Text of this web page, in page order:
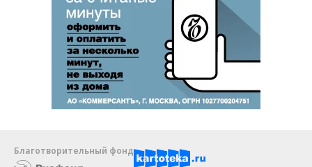
Благотворительный фонд